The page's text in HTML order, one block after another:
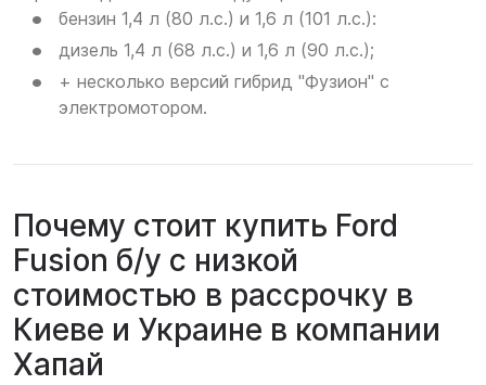
бензин 1,4 л (80 л.с.) и 1,6 л (101 л.с.):
дизель 1,4 л (68 л.с.) и 1,6 л (90 л.с.);
+ несколько версий гибрид "Фузион" с
электромотором.
Почему стоит купить Ford
Fusion б/у с низкой
стоимостью в рассрочку в
Киеве и Украине в компании
Хапай